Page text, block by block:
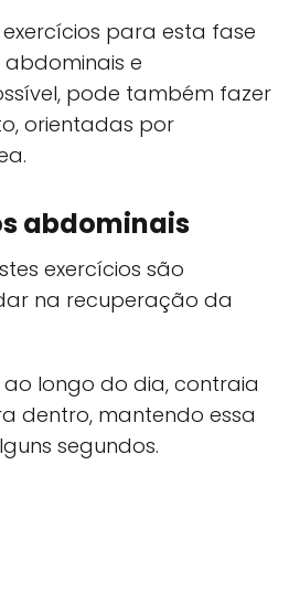
exercícios para esta fase
e
pode também fazer
orientadas por
abdominais
exercícios são
na recuperação da
ao longo do dia, contraia
dentro, mantendo essa
segundos.